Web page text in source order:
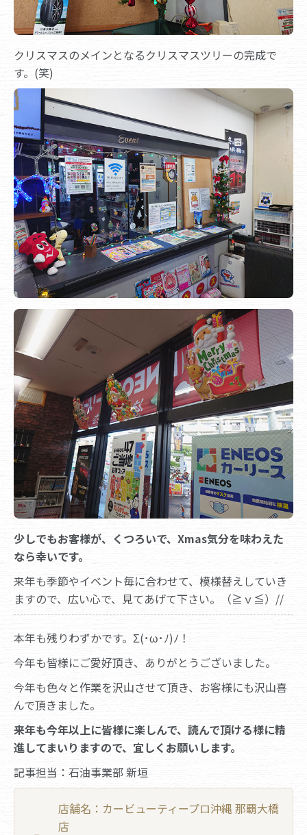
クリスマスのメインとなるクリスマスツリーの完成で
す。(笑)
少しでもお客様が、くつろいで、Xmas気分を味わえた
なら幸いです。
来年も季節やイベント毎に合わせて、模様替えしていき
ますので、広い心で、見てあげて下さい。（≧ｖ≦）//
本年も残りわずかです。Σ(･ω･ﾉ)ﾉ！
今年も皆様にご愛好頂き、ありがとうございました。
今年も色々と作業を沢山させて頂き、お客様にも沢山喜
んで頂きました。
来年も今年以上に皆様に楽しんで、読んで頂ける様に精
進してまいりますので、宜しくお願いします。
記事担当：石油事業部 新垣
店舗名：カービューティープロ沖縄 那覇大橋
店